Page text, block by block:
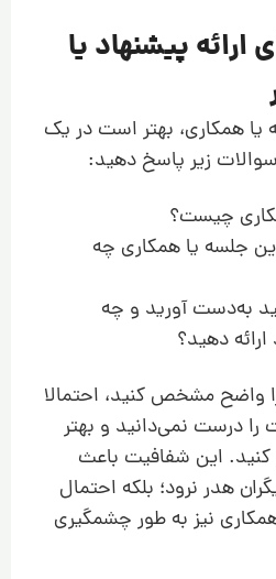
ارائه پیشنهاد یا
همکاری، بهتر است در یک
سوالات زیر پاسخ دهید:
چیست؟
جلسه یا همکاری چه
به‌دست آورید و چه
دهید؟
را واضح مشخص کنید، احتمالا
درست نمی‌دانید و بهتر
کنید. این شفافیت باعث
هدر نرود؛ بلکه احتمال
نیز به طور چشمگیری